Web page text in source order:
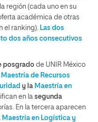
región (cada uno en su
académica de otras
el ranking). Las dos
dos años consecutivos
posgrado de UNIR México
Maestría de Recursos
y la Maestría en
en la segunda
En la tercera aparecen
Maestría en Logística y